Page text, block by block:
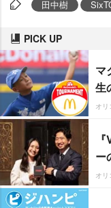
田中樹
PICK UP
マ
生
オリ
ー
オリ